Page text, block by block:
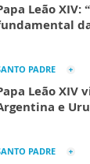
Leão XIV:
PADRE
Leão XIV
e
PADRE